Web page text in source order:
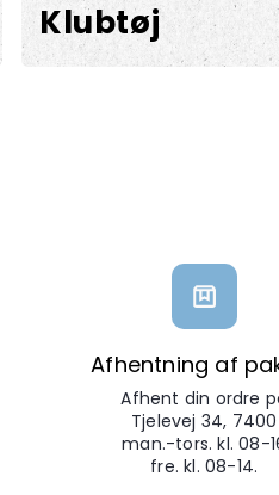
Klubtøj
Afhentning af
Afhent din ordre
Tjelevej 34, 7400
man.-tors. kl. 08-
fre. kl. 08-14.